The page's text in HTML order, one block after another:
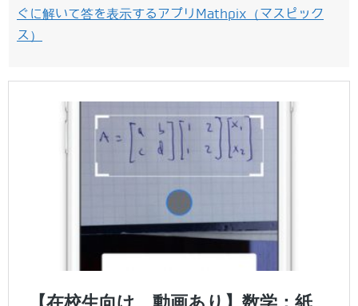
ぐに解いて答を表示するアプリMathpix（マスピック
ス）